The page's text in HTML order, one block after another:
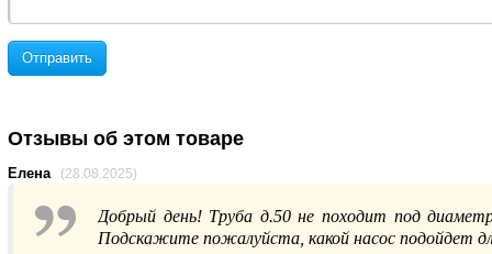
Отправить
Отзывы об этом товаре
Елена (28.08.2025)
Добрый день! Труба д.50 не походит под
Подскажите пожалуйста, какой насос подойдет